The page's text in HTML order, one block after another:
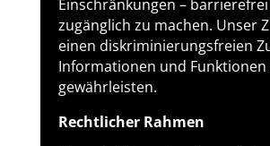
Einschränkungen – barrierefrei
zugänglich zu machen. Unser
einen diskriminierungsfreien
Informationen und Funktionen
gewährleisten.
Rechtlicher Rahmen